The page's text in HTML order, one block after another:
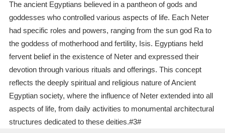
The ancient Egyptians believed in a pantheon of gods and
goddesses who controlled various aspects of life. Each Neter
had specific roles and powers, ranging from the sun god Ra to
the goddess of motherhood and fertility, Isis. Egyptians held
fervent belief in the existence of Neter and expressed their
devotion through various rituals and offerings. This concept
reflects the deeply spiritual and religious nature of Ancient
Egyptian society, where the influence of Neter extended into all
aspects of life, from daily activities to monumental architectural
structures dedicated to these deities.#3#